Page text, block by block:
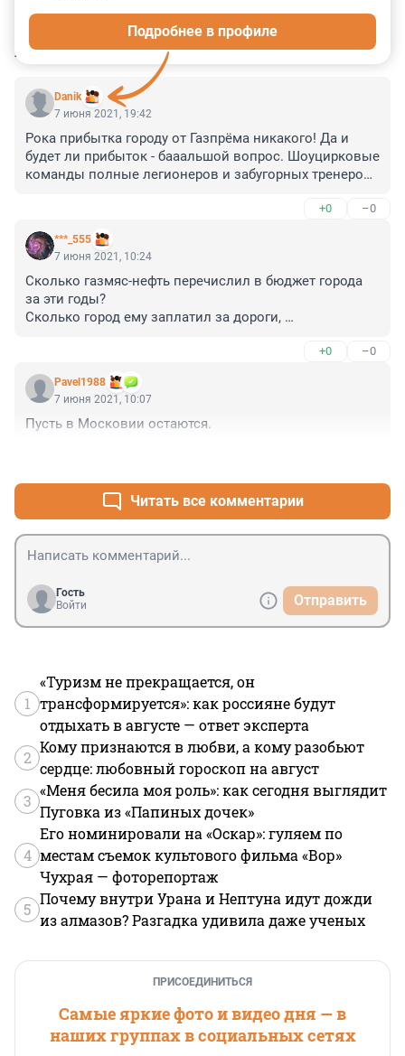
КОММЕНТАРИИ 54
Danik
Подробнее в профиле
7 июня 2021, 19:42
Рока прибытка городу от Газпрёма никакого! Да и
будет ли прибыток - бааальшой вопрос. Шоуцирковые
команды полные легионеров и забугорных тренеров
Город же уже который год не может найти денег на
очень нужные проекты типа, метро. А если и строятся
станции метро, то они текут и вообщем-то в этом
месте городу абсолютно не нужны!
+0 –0
***_555
7 июня 2021, 10:24
Сколько газмяс-нефть перечислил в бюджет города
за эти годы?
Сколько город ему заплатил за дороги,
бесплатно участков под АЗС и коммерческие
спортзалы?
Сколько земли оттяпал у парков?
Где обещанное газмясом метро, электричка,
скоростной трамвай, дороги и развязки, которые они
+0 –0
Pavel1988
7 июня 2021, 10:07
Пусть в Московии остаются.
Читать все комментарии
Гость
Войти
Отправить
1
«Туризм не прекращается, он
трансформируется»: как россияне будут
отдыхать в августе — ответ эксперта
2
Кому признаются в любви, а кому разобьют
сердце: любовный гороскоп на август
3
«Меня бесила моя роль»: как сегодня выглядит
Пуговка из «Папиных дочек»
4
Его номинировали на «Оскар»: гуляем по
местам съемок культового фильма «Вор»
Чухрая — фоторепортаж
5
Почему внутри Урана и Нептуна идут дожди
из алмазов? Разгадка удивила даже ученых
ПРИСОЕДИНИТЬСЯ
Самые яркие фото и видео дня — в
наших группах в социальных сетях